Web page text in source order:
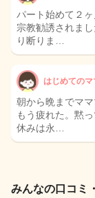
パート始めて２
宗教勧誘されま
り断りま…
はじめてのマ
朝から晩までマ
もう疲れた。黙
休みは永…
みんなの口コミ